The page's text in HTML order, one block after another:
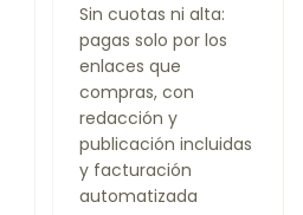
Sin cuotas ni alta:
pagas solo por los
enlaces que
compras, con
redacción y
publicación incluidas
y facturación
automatizada